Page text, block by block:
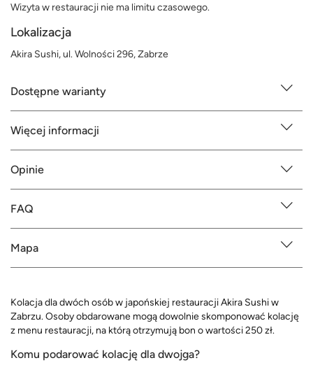
Wizyta w restauracji nie ma limitu czasowego.
Lokalizacja
Akira Sushi, ul. Wolności 296, Zabrze
Dostępne warianty
Więcej informacji
Opinie
FAQ
Mapa
Kolacja dla dwóch osób w japońskiej restauracji Akira Sushi w
Zabrzu. Osoby obdarowane mogą dowolnie skomponować kolację
z menu restauracji, na którą otrzymują bon o wartości 250 zł.
Komu podarować kolację dla dwojga?